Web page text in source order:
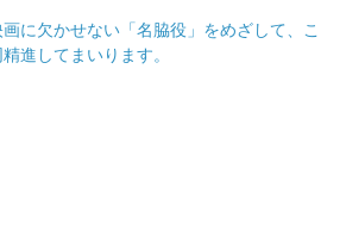
に欠かせない「名脇役」をめざして、こ
進してまいります。